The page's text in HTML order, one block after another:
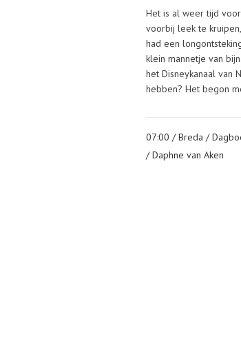
Het is al weer tijd
voorbij leek te
had een
klein mannetje van
het Disneykanaal van
hebben? Het begon
07:00 /Breda /
/ Daphne van Aken